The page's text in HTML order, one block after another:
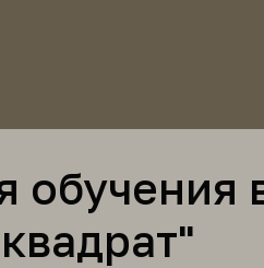
обучения